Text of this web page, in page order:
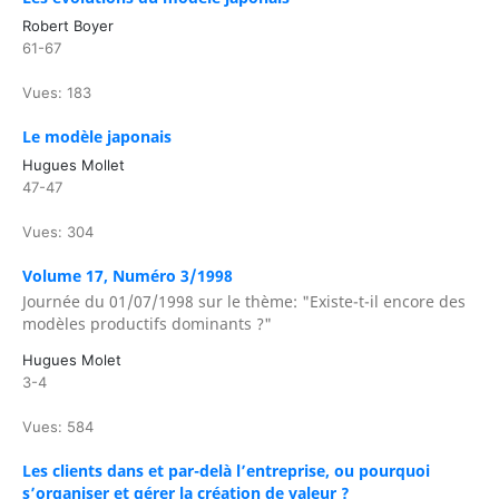
Robert Boyer
61-67
Vues: 183
Le modèle japonais
Hugues Mollet
47-47
Vues: 304
Volume 17, Numéro 3/1998
Journée du 01/07/1998 sur le thème: "Existe-t-il encore des
modèles productifs dominants ?"
Hugues Molet
3-4
Vues: 584
Les clients dans et par-delà l’entreprise, ou pourquoi
s’organiser et gérer la création de valeur ?